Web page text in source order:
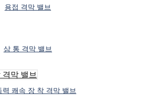
용접 격막 밸브
삼 통 격막 밸브
력 쾌속 장 착 격막 밸브